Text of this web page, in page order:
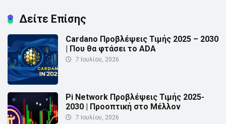
Δείτε Επίσης
Cardano Προβλέψεις Τιμής 2025 – 2030
| Που θα φτάσει το ADA
7 Ιουλίου, 2026
Pi Network Προβλέψεις Τιμής 2025-
2030 | Προοπτική στο Μέλλον
7 Ιουλίου, 2026